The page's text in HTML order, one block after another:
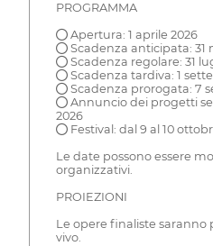
PROGRAMMA
● Apertura: 1 aprile 2026
● Scadenza anticipata: 31
● Scadenza regolare: 31
● Scadenza tardiva: 1
● Scadenza prorogata: 7
● Annuncio dei progetti
2026
● Festival: dal 9 al 10
Le date possono essere
organizzativi.
PROIEZIONI
Le opere finaliste saranno
vivo.